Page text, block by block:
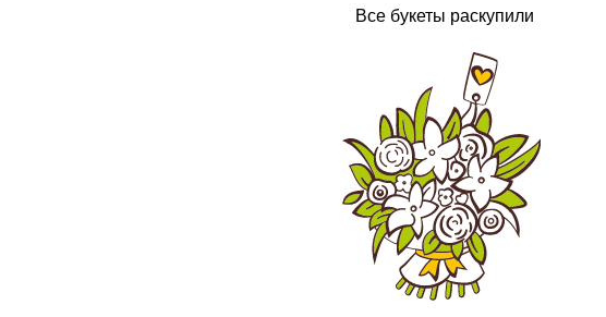
Все букеты раскупили